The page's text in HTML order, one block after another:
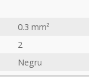
0.3 mm²
2
Negru